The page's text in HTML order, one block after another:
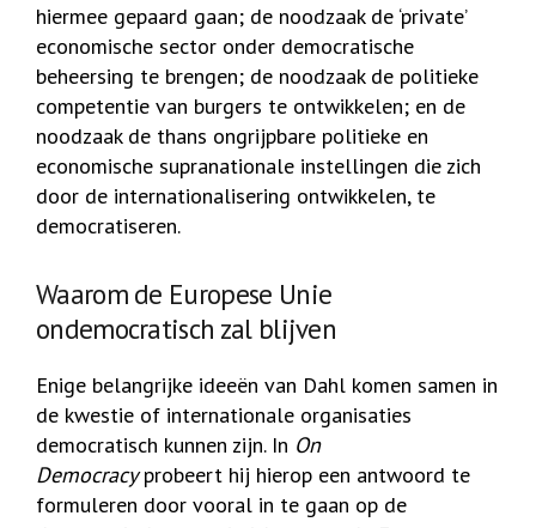
hiermee gepaard gaan; de noodzaak de ‘private’
economische sector onder democratische
beheersing te brengen; de noodzaak de politieke
competentie van burgers te ontwikkelen; en de
noodzaak de thans ongrijpbare politieke en
economische supranationale instellingen die zich
door de internationalisering ontwikkelen, te
democratiseren.
Waarom de Europese Unie
ondemocratisch zal blijven
Enige belangrijke ideeën van Dahl komen samen in
de kwestie of internationale organisaties
democratisch kunnen zijn. In On
Democracyprobeert hij hierop een antwoord te
formuleren door vooral in te gaan op de